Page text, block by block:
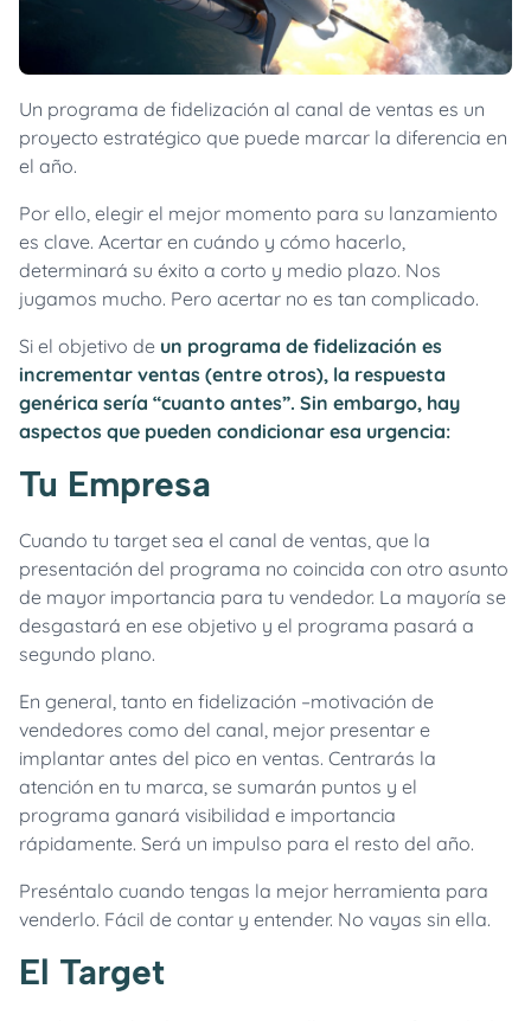
Un programa de fidelización al canal de ventas es un
proyecto estratégico que puede marcar la diferencia en
el año.
Por ello, elegir el mejor momento para su lanzamiento
es clave. Acertar en cuándo y cómo hacerlo,
determinará su éxito a corto y medio plazo. Nos
jugamos mucho. Pero acertar no es tan complicado.
Si el objetivo de un programa de fidelización es
incrementar ventas (entre otros), la respuesta
genérica sería “cuanto antes”. Sin embargo, hay
aspectos que pueden condicionar esa urgencia:
Tu Empresa
Cuando tu target sea el canal de ventas, que la
presentación del programa no coincida con otro asunto
de mayor importancia para tu vendedor. La mayoría se
desgastará en ese objetivo y el programa pasará a
segundo plano.
En general, tanto en fidelización –motivación de
vendedores como del canal, mejor presentar e
implantar antes del pico en ventas. Centrarás la
atención en tu marca, se sumarán puntos y el
programa ganará visibilidad e importancia
rápidamente. Será un impulso para el resto del año.
Preséntalo cuando tengas la mejor herramienta para
venderlo. Fácil de contar y entender. No vayas sin ella.
El Target